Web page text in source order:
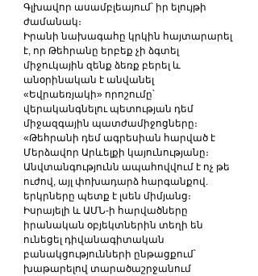
Գլխավոր ասամբլեայում՝ իր ելույթի
ժամանակ։
Իրանի նախագահը կրկին հայտարարել
է, որ Թեհրանը երբեք չի ձգտել
միջուկային զենք ձեռք բերել և
անօրինական է անվանել
«Եվրաեռյակի» որոշումը՝
վերականգնելու պետության դեմ
միջազգային պատժամիջոցները։
«Թեհրանի դեմ ագրեսիան հարված է
Մերձավոր Արևելքի կայունությանը։
Անվտանգությունն ապահովվում է ոչ թե
ուժով, այլ փոխադարձ հարգանքով.
երկրները պետք է լսեն միմյանց։
Իսրայելի և ԱՄՆ-ի հարվածները
իրանական օբյեկտներին տեղի են
ունեցել դիվանագիտական
բանակցությունների ընթացքում՝
խաթարելով տարածաշրջանում